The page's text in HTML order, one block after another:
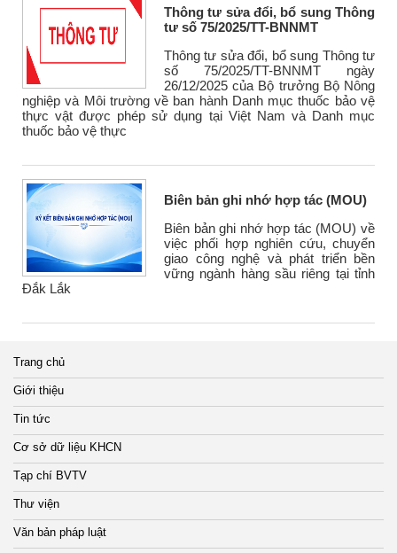
Thông tư sửa đổi, bổ sung Thông
tư số 75/2025/TT-BNNMT
Thông tư sửa đổi, bổ sung Thông tư
số 75/2025/TT-BNNMT ngày
26/12/2025 của Bộ trưởng Bộ Nông
nghiệp và Môi trường về ban hành Danh mục thuốc bảo vệ
thực vật được phép sử dụng tại Việt Nam và Danh mục
thuốc bảo vệ thực
Biên bản ghi nhớ hợp tác (MOU)
Biên bản ghi nhớ hợp tác (MOU) về
việc phối hợp nghiên cứu, chuyển
giao công nghệ và phát triển bền
vững ngành hàng sầu riêng tại tỉnh
Đắk Lắk
Trang chủ
Giới thiệu
Tin tức
Cơ sở dữ liệu KHCN
Tạp chí BVTV
Thư viện
Văn bản pháp luật